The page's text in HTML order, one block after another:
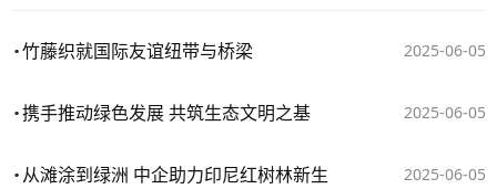
2025-06-05
竹藤织就国际友谊纽带与桥梁
2025-06-05
携手推动绿色发展 共筑生态文明之基
2025-06-05
从滩涂到绿洲 中企助力印尼红树林新生